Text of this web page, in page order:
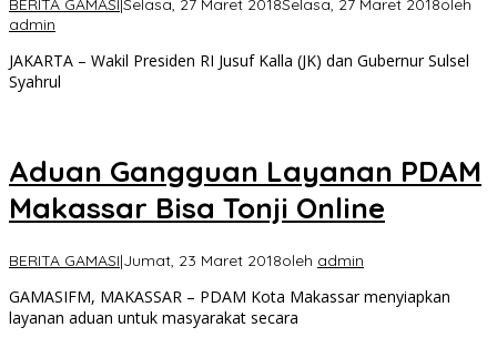
BERITA GAMASI|Selasa, 27 Maret 2018Selasa, 27 Maret 2018oleh
admin
JAKARTA – Wakil Presiden RI Jusuf Kalla (JK) dan Gubernur Sulsel
Syahrul
Aduan Gangguan Layanan PDAM
Makassar Bisa Tonji Online
BERITA GAMASI|Jumat, 23 Maret 2018oleh admin
GAMASIFM, MAKASSAR – PDAM Kota Makassar menyiapkan
layanan aduan untuk masyarakat secara